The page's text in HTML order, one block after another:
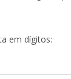
em dígitos: